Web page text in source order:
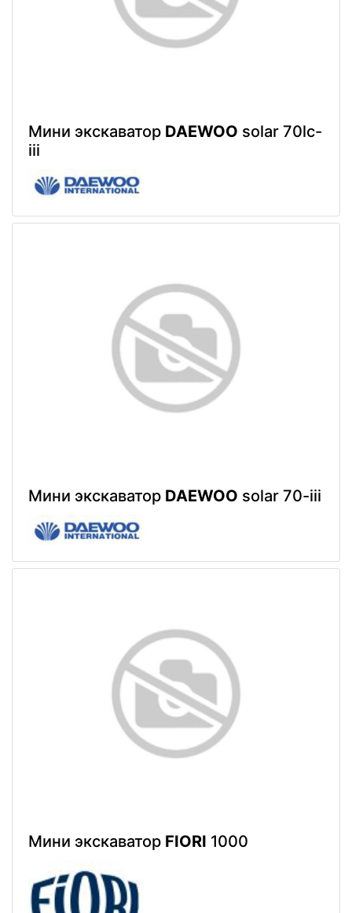
Мини экскаватор DAEWOO solar 70lc-
iii
Мини экскаватор DAEWOO solar 70-iii
Мини экскаватор FIORI 1000